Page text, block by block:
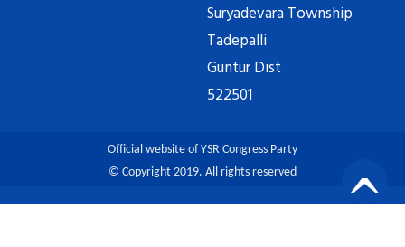
Suryadevara Township
Tadepalli
Guntur Dist
522501
Official website of YSR Congress Party
© Copyright 2019. All rights reserved